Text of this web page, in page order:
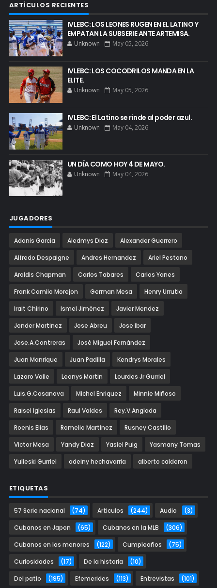
ARTÍCULOS RECIENTES
IVLEBC: LOS LEONES RUGEN EN EL LATINO Y
EMPATAN LA SUBSERIE ANTE ARTEMISA.
Unknown May 05, 2026
IVLEBC: LOS COCODRILOS MANDA EN LA
ELITE.
Unknown May 05, 2026
IVLEBC: El Latino se rinde al poder azul.
Unknown May 04, 2026
UN DÍA COMO HOY 4 DE MAYO.
Unknown May 04, 2026
JUGADORES
Adonis Garcia Aledmys Diaz Alexander Guerrero
Alfredo Despaigne Andres Hernandez Ariel Pestano
Aroldis Chapman Carlos Tabares Carlos Yanes
Frank Camilo Morejon German Mesa Henry Urrutia
Irait Chirino Ismel Jiménez Javier Mendez
Jonder Martinez Jose Abreu Jose Ibar
Jose.A.Contreras José Miguel Fernández
Juan Manrique Juan Padilla Kendrys Morales
Lazaro Valle Leonys Martin Lourdes Jr Gurriel
Luis.G.Casanova Michel Enriquez Minnie Miñoso
Raisel Iglesias Raul Valdes Rey.V.Anglada
Roenis Elias Romelio Martinez Rusney Castillo
Victor Mesa Yandy Diaz Yasiel Puig Yasmany Tomas
Yulieski Gurriel adeiny hechavarria alberto calderon
ETIQUETAS
57 Serie nacional (74) Articulos (244) Audio (3)
Cubanos en Japon (65) Cubanos en la MLB (306)
Cubanos en las menores (122) Cumpleaños (75)
Curiosidades (17) De la historia (10)
Del patio (195) Efemerides (113) Entrevistas (101)